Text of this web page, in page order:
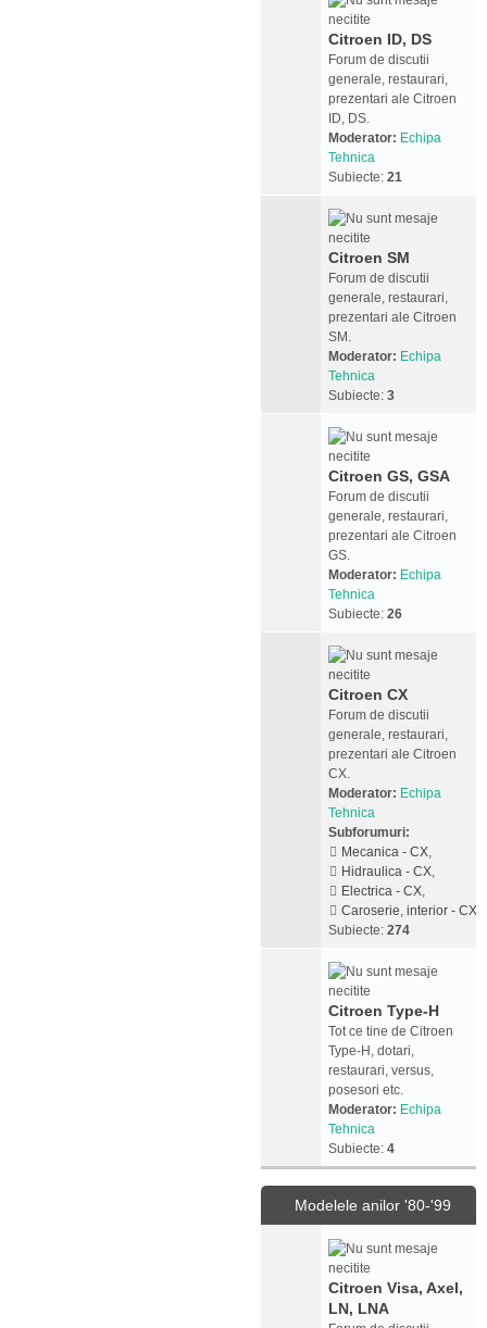
Citroen ID, DS
Forum de discutii
generale, restaurari,
prezentari ale Citroen
ID, DS.
Moderator: Echipa
Tehnica
Subiecte: 21
Citroen SM
Forum de discutii
generale, restaurari,
prezentari ale Citroen
SM.
Moderator: Echipa
Tehnica
Subiecte: 3
Citroen GS, GSA
Forum de discutii
generale, restaurari,
prezentari ale Citroen
GS.
Moderator: Echipa
Tehnica
Subiecte: 26
Citroen CX
Forum de discutii
generale, restaurari,
prezentari ale Citroen
CX.
Moderator: Echipa
Tehnica
Subforumuri:
Mecanica - CX,
Hidraulica - CX,
Electrica - CX,
Caroserie, interior - CX
Subiecte: 274
Citroen Type-H
Tot ce tine de Citroen
Type-H, dotari,
restaurari, versus,
posesori etc.
Moderator: Echipa
Tehnica
Subiecte: 4
Modelele anilor '80-'99
Citroen Visa, Axel,
LN, LNA